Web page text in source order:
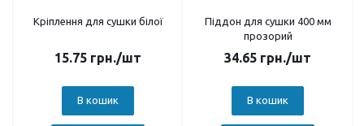
Кріплення для сушки білої
15.75 грн./шт
В кошик
Піддон для сушки 400 мм
прозорий
34.65 грн./шт
В кошик